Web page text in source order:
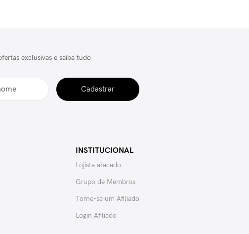
exclusivas e saiba tudo
Cadastrar
INSTITUCIONAL
Lojista atacado
Grupo de Membros
Torne-se um Afiliado
Login Afiliado